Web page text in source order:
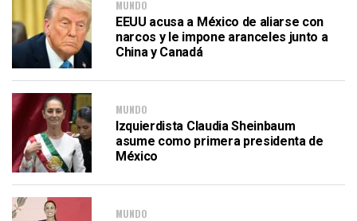
MUNDO
EEUU acusa a México de aliarse con
narcos y le impone aranceles junto a
China y Canadá
MUNDO
Izquierdista Claudia Sheinbaum
asume como primera presidenta de
México
MUNDO